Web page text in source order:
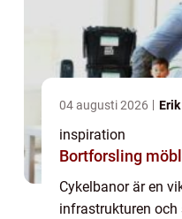
04 augusti 2026
inspiration
Bortforsling
Cykelbanor är en
infrastrukturen